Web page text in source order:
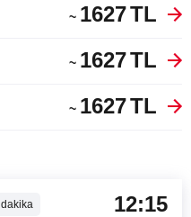
~ 1627TL
~ 1627TL
~ 1627TL
dakika 12:15